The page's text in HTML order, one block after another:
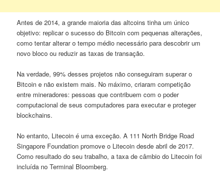
Antes de 2014, a grande maioria das altcoins tinha um único
objetivo: replicar o sucesso do Bitcoin com pequenas alterações,
como tentar alterar o tempo médio necessário para descobrir um
novo bloco ou reduzir as taxas de transação.
Na verdade, 99% desses projetos não conseguiram superar o
Bitcoin e não existem mais. No máximo, criaram competição
entre mineradores: pessoas que contribuem com o poder
computacional de seus computadores para executar e proteger
blockchains.
No entanto, Litecoin é uma exceção. A 111 North Bridge Road
Singapore Foundation promove o Litecoin desde abril de 2017.
Como resultado do seu trabalho, a taxa de câmbio do Litecoin foi
incluída no Terminal Bloomberg.